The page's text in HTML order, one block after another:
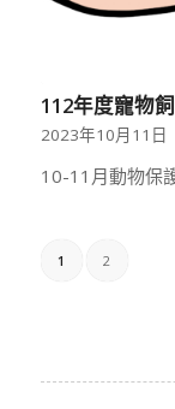
112年度寵物
2023年10月11日
10-11月動物保
1 2